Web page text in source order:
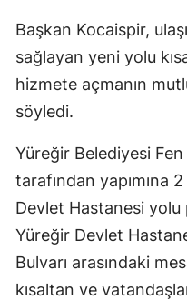
Başkan Kocaispir,
sağlayan yeni yolu
hizmete açmanın
söyledi.
Yüreğir Belediyesi
tarafından yapımına
Devlet Hastanesi yolu
Yüreğir Devlet
Bulvarı arasındaki
kısaltan ve